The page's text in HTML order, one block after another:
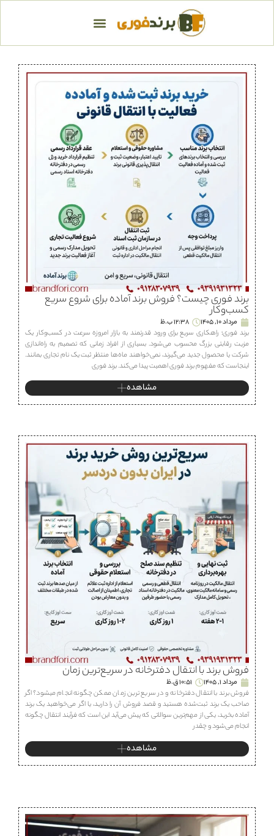
برند فوری چیست؟ فروش برند آماده برای شروع سریع
کسب‌وکار
مرداد 10, 1405
12:38 ب.ظ
برند فوری؛ راهکاری سریع برای ورود قدرتمند به بازار امروزه سرعت در کسب‌وکار یک
مزیت رقابتی بزرگ محسوب می‌شود. بسیاری از افراد زمانی که تصمیم به راه‌اندازی
شرکت یا محصول جدید می‌گیرند، نمی‌خواهند ماه‌ها منتظر ثبت یک نام تجاری بمانند.
اینجاست که مفهوم برند فوری اهمیت پیدا می‌کند. برند فوری
مشاهده
فروش برند با انتقال دفترخانه در سریع‌ترین زمان
مرداد 1, 1405
10:51 ق.ظ
فروش برند با انتقال دفترخانه و در سریع ترین زمان ممکن چگونه انجام میشود؟ اگر
صاحب یک برند ثبت‌شده هستید و قصد فروش آن را دارید، یا اگر می‌خواهید یک برند
آماده بخرید، یکی از مهم‌ترین سوالاتی که پیش می‌آید این است که فرآیند انتقال چگونه
انجام می‌شود و چقدر
مشاهده